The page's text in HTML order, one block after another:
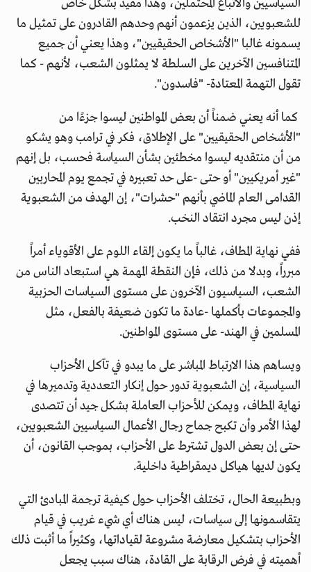
السياسيين والأتباع المحتملين، وهذا مفيد بشكل خاص
للشعبويين، الذين يزعمون أنهم وحدهم القادرون على تمثيل ما
يسمونه غالبا "الأشخاص الحقيقيين"، وهذا يعني أن جميع
المتنافسين الآخرين على السلطة لا يمثلون الشعب، لأنهم - كما
تقول التهمة المعتادة- "فاسدون".
كما أنه يعني ضمناً أن بعض المواطنين ليسوا جزءًا من
"الأشخاص الحقيقيين" على الإطلاق، فكر في ترامب وهو يشكو
من أن منتقديه ليسوا مخطئين بشأن السياسة فحسب، بل إنهم
"غير أمريكيين" أو حتى -على حد تعبيره في تجمع يوم المحاربين
القدامى العام الماضي بأنهم "حشرات"، إن الهدف من الشعبوية
إذن ليس مجرد انتقاد النخب.
ففي نهاية المطاف، غالباً ما يكون إلقاء اللوم على الأقوياء أمراً
مبرراً، وبدلا من ذلك، فإن النقطة المهمة هي استبعاد الناس من
الشعب، السياسيون الآخرون على مستوى السياسات الحزبية
والمجموعات بأكملها -عادة ما تكون ضعيفة بالفعل، مثل
المسلمين في الهند- على مستوى المواطنين.
ويساهم هذا الارتباط المباشر على ما يبدو في تآكل الأحزاب
السياسية، إن الشعبوية تدور حول إنكار التعددية وتدميرها في
نهاية المطاف، ويمكن للأحزاب العاملة بشكل جيد أن تتصدى
لهذا الأمر وأن تكبح جماح رجال الأعمال السياسيين الشعبويين،
حتى إن بعض الدول تشترط على الأحزاب، بموجب القانون، أن
يكون لديها هياكل ديمقراطية داخلية.
وبطبيعة الحال، تختلف الأحزاب حول كيفية ترجمة المبادئ التي
يتقاسمونها إلى سياسات، ليس هناك أي شيء غريب في قيام
الأحزاب بتشكيل معارضة مشروعة لقياداتها، وكثيراً ما أثبت ذلك
أهميته في فرض الرقابة على القادة، هناك سبب يجعل